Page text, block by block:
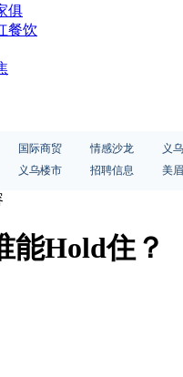
俱
餐饮
国际商贸 情感沙龙
义
义乌楼市 招聘信息 美
能Hold住？